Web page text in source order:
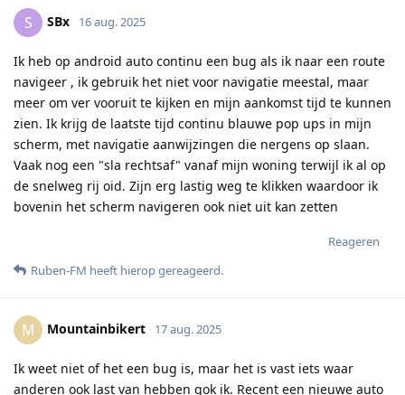
S SBx 16 aug. 2025
Ik heb op android auto continu een bug als ik naar een route
navigeer , ik gebruik het niet voor navigatie meestal, maar
meer om ver vooruit te kijken en mijn aankomst tijd te kunnen
zien. Ik krijg de laatste tijd continu blauwe pop ups in mijn
scherm, met navigatie aanwijzingen die nergens op slaan.
Vaak nog een "sla rechtsaf" vanaf mijn woning terwijl ik al op
de snelweg rij oid. Zijn erg lastig weg te klikken waardoor ik
bovenin het scherm navigeren ook niet uit kan zetten
Reageren
Ruben-FM heeft hierop gereageerd.
M Mountainbikert 17 aug. 2025
Ik weet niet of het een bug is, maar het is vast iets waar
anderen ook last van hebben gok ik. Recent een nieuwe auto